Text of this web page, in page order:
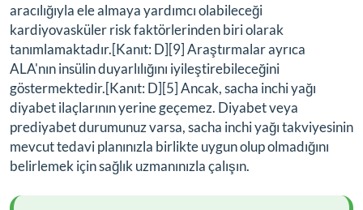
aracılığıyla ele almaya yardımcı olabileceği
kardiyovasküler risk faktörlerinden biri olarak
tanımlamaktadır.[Kanıt: D][9] Araştırmalar ayrıca
ALA'nın insülin duyarlılığını iyileştirebileceğini
göstermektedir.[Kanıt: D][5] Ancak, sacha inchi yağı
diyabet ilaçlarının yerine geçemez. Diyabet veya
prediyabet durumunuz varsa, sacha inchi yağı takviyesinin
mevcut tedavi planınızla birlikte uygun olup olmadığını
belirlemek için sağlık uzmanınızla çalışın.